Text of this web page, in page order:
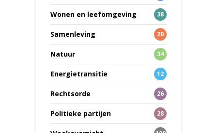
Wonen en leefomgeving 38
Samenleving 20
Natuur 34
Energietransitie 12
Rechtsorde 26
Politieke partijen 28